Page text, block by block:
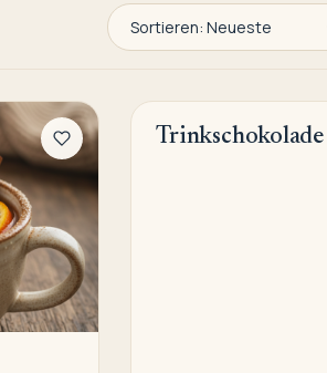
WARME GETRÄNKE
Trinkschokolade